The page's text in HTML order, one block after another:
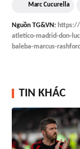
Marc Cucurella
Nguồn TG&VN: https://
atletico-madrid-don-
baleba-marcus-
TIN KHÁC